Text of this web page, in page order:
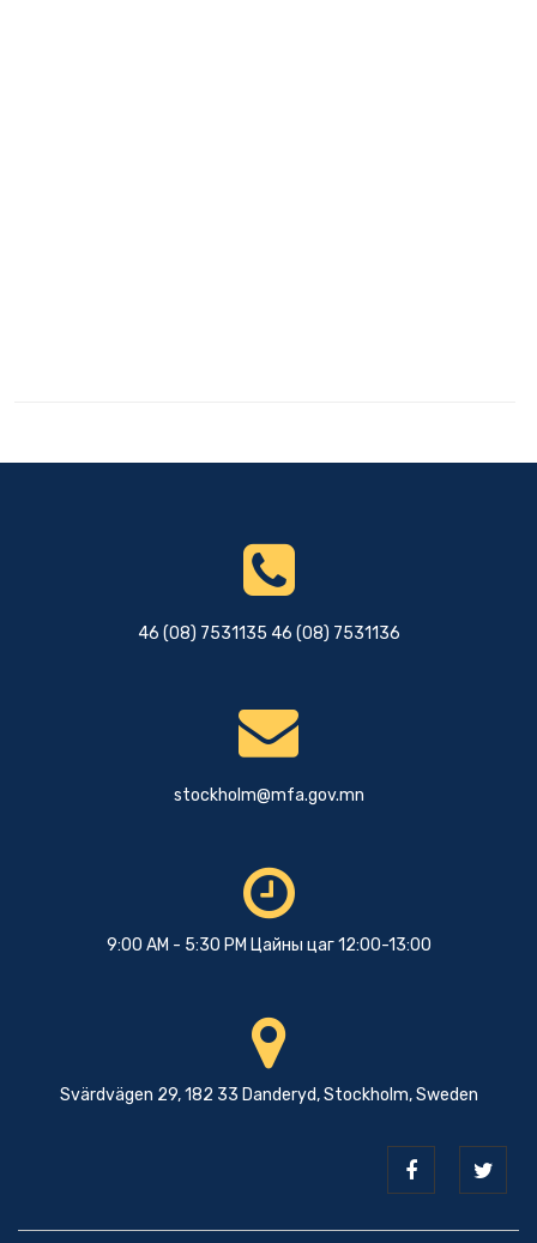
46 (08) 7531135 46 (08) 7531136
stockholm@mfa.gov.mn
9:00 AM - 5:30 PM Цайны цаг 12:00-13:00
Svärdvägen 29, 182 33 Danderyd, Stockholm, Sweden